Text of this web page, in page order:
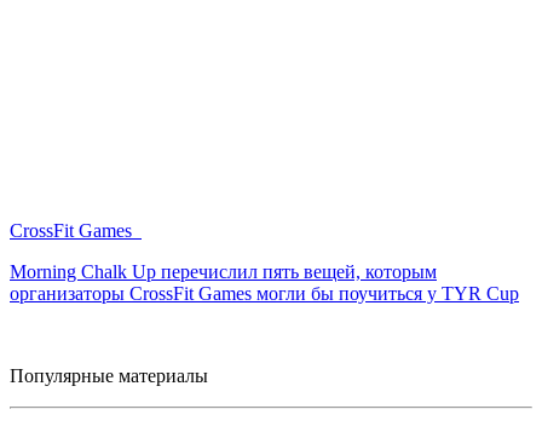
CrossFit Games
Morning Chalk Up перечислил пять вещей, которым
организаторы CrossFit Games могли бы поучиться у TYR Cup
Популярные материалы